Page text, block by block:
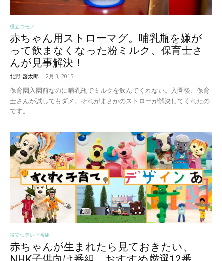
役立つモノ
赤ちゃん用ストローマグ。哺乳瓶を嫌が
って飲まなくなった粉ミルク、保育士さ
んが見事解決！
北野 啓太郎 - 2月 3, 2015
保育園入園前なのに哺乳瓶でミルクを飲んでくれない。入園後、保育
士さんが試してもダメ。それがまさかのストローが解決してくれたの
です。
役立つテレビ番組
赤ちゃんが生まれたら見ておきたい、